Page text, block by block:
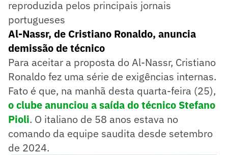
reproduzida pelos principais jornais
portugueses
Al-Nassr, de Cristiano Ronaldo, anuncia
demissão de técnico
Para aceitar a proposta do Al-Nassr, Cristiano
Ronaldo fez uma série de exigências internas.
Fato é que, na manhã desta quarta-feira (25),
o clube anunciou a saída do técnico Stefano
Pioli. O italiano de 58 anos estava no
comando da equipe saudita desde setembro
de 2024.